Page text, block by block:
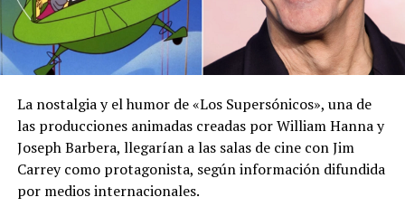
cuál será su mensaje al regresar a Washington: «Voy a
volver a Estados Unidos y contarles a la industria de
capital de riesgo y al resto del Gobierno todo sobre las
oportunidades en El Salvador».
Comparte esto:
información oficial sobre las condiciones
meteorológicas.
Las autoridades reiteraron el llamado a consultar los
canales oficiales del MARN y adoptar las medidas de
prevención necesarias para reducir los efectos de este
fenómeno atmosférico, especialmente entre las
personas con mayor riesgo de complicaciones de salud.
La nostalgia y el humor de «Los Supersónicos», una de
las producciones animadas creadas por William Hanna y
Joseph Barbera, llegarían a las salas de cine con Jim
Carrey como protagonista, según información difundida
por medios internacionales.